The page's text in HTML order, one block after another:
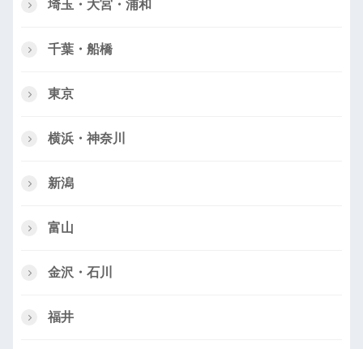
埼玉・大宮・浦和
千葉・船橋
東京
横浜・神奈川
新潟
富山
金沢・石川
福井